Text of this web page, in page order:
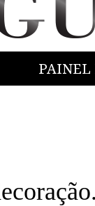
PAINEL